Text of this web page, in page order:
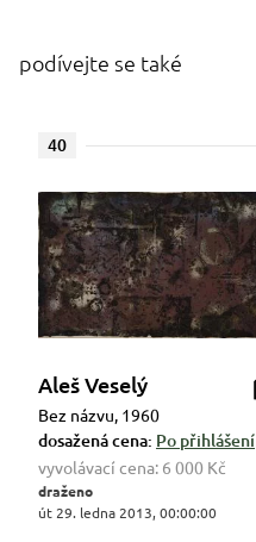
podívejte se také
40
Aleš Veselý
Bez názvu, 1960
dosažená cena: Po přihlášení
vyvolávací cena: 6 000 Kč
draženo
út 29. ledna 2013, 00:00:00